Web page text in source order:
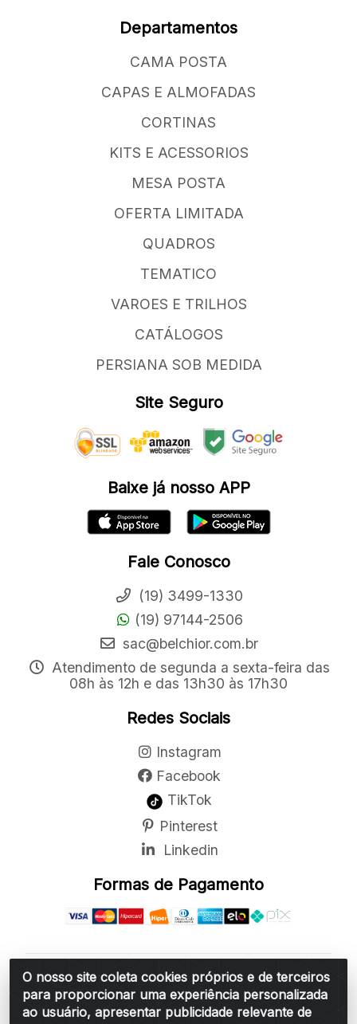
O nosso site coleta cookies próprios e de terceiros
para proporcionar uma experiência personalizada
ao usuário, apresentar publicidade relevante de
Departamentos
CAMA POSTA
CAPAS E ALMOFADAS
CORTINAS
KITS E ACESSORIOS
MESA POSTA
OFERTA LIMITADA
QUADROS
TEMATICO
VAROES E TRILHOS
CATÁLOGOS
PERSIANA SOB MEDIDA
Site Seguro
Baixe já nosso APP
Fale Conosco
(19) 3499-1330
(19) 97144-2506
sac@belchior.com.br
Atendimento de segunda a sexta-feira das
08h às 12h e das 13h30 às 17h30
Redes Sociais
Instagram
Facebook
TikTok
Pinterest
Linkedin
Formas de Pagamento
Belchior Cortinas e Acessórios LTDA - R: Rua
Vereador Sérgio Leopoldino Alves, 876 - Santa
Bárbara d'Oeste/SP - CEP 13.456-166 - CNPJ